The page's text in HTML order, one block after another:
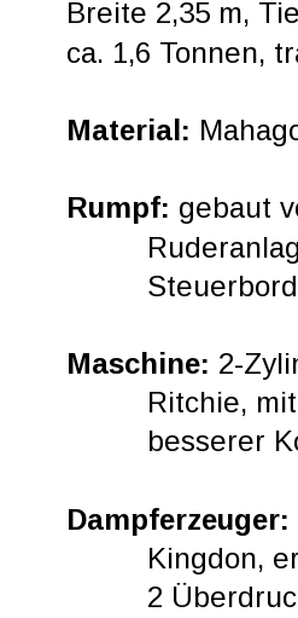
Breite 2,35 m,
ca. 1,6 Tonnen,
Material:
Rumpf: gebaut
Maschine: 2-
Ritchie,
besserer
Dampferzeuger:
2